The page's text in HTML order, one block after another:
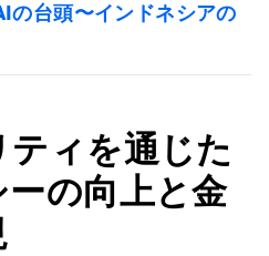
の台頭〜インドネシアの
ィを通じた
の向上と金